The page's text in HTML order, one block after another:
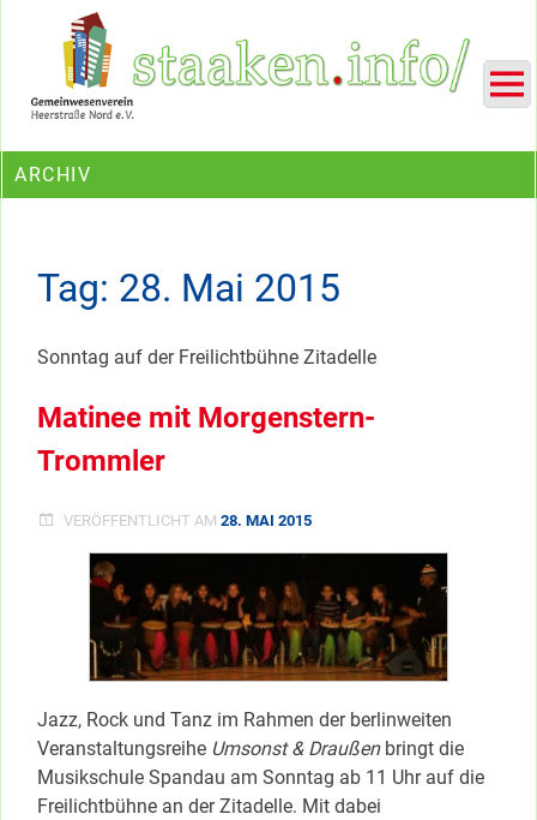
Ein Projekt des Gemeinwesenvereins Heerstraße Nord
ARCHIV
Tag: 28. Mai 2015
Sonntag auf der Freilichtbühne Zitadelle
Matinee mit Morgenstern-
Trommler
VERÖFFENTLICHT AM 28. MAI 2015
Jazz, Rock und Tanz im Rahmen der berlinweiten
Veranstaltungsreihe Umsonst & Draußenbringt die
Musikschule Spandau am Sonntag ab 11 Uhr auf die
Freilichtbühne an der Zitadelle. Mit dabei